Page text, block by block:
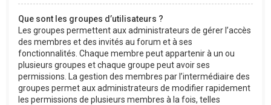
Que sont les groupes d’utilisateurs ?
Les groupes permettent aux administrateurs de gérer l’accès
des membres et des invités au forum et à ses
fonctionnalités. Chaque membre peut appartenir à un ou
plusieurs groupes et chaque groupe peut avoir ses
permissions. La gestion des membres par l’intermédiaire des
groupes permet aux administrateurs de modifier rapidement
les permissions de plusieurs membres à la fois, telles